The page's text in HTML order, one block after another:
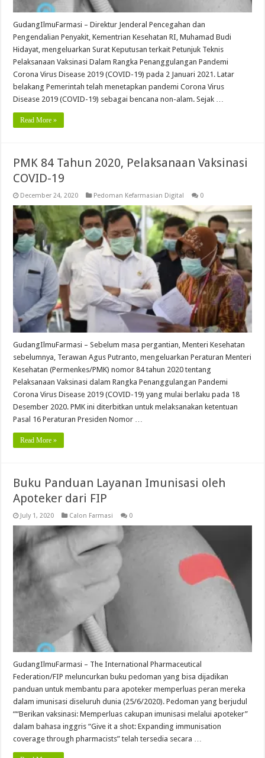
GudangIlmuFarmasi – Direktur Jenderal Pencegahan dan
Pengendalian Penyakit, Kementrian Kesehatan RI, Muhamad Budi
Hidayat, mengeluarkan Surat Keputusan terkait Petunjuk Teknis
Pelaksanaan Vaksinasi Dalam Rangka Penanggulangan Pandemi
Corona Virus Disease 2019 (COVID-19) pada 2 Januari 2021. Latar
belakang Pemerintah telah menetapkan pandemi Corona Virus
Disease 2019 (COVID-19) sebagai bencana non-alam. Sejak …
Read More »
PMK 84 Tahun 2020, Pelaksanaan Vaksinasi
COVID-19
December 24, 2020 Pedoman Kefarmasian Digital 0
GudangIlmuFarmasi – Sebelum masa pergantian, Menteri Kesehatan
sebelumnya, Terawan Agus Putranto, mengeluarkan Peraturan Menteri
Kesehatan (Permenkes/PMK) nomor 84 tahun 2020 tentang
Pelaksanaan Vaksinasi dalam Rangka Penanggulangan Pandemi
Corona Virus Disease 2019 (COVID-19) yang mulai berlaku pada 18
Desember 2020. PMK ini diterbitkan untuk melaksanakan ketentuan
Pasal 16 Peraturan Presiden Nomor …
Read More »
Buku Panduan Layanan Imunisasi oleh
Apoteker dari FIP
July 1, 2020 Calon Farmasi 0
GudangIlmuFarmasi – The International Pharmaceutical
Federation/FIP meluncurkan buku pedoman yang bisa dijadikan
panduan untuk membantu para apoteker memperluas peran mereka
dalam imunisasi diseluruh dunia (25/6/2020). Pedoman yang berjudul
““Berikan vaksinasi: Memperluas cakupan imunisasi melalui apoteker”
dalam bahasa inggris “Give it a shot: Expanding immunisation
coverage through pharmacists” telah tersedia secara …